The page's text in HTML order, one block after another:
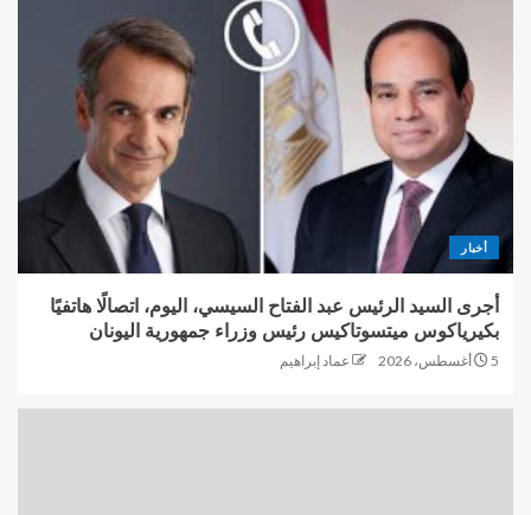
أخبار
أجرى السيد الرئيس عبد الفتاح السيسي، اليوم، اتصالًا هاتفيًا
بكيرياكوس ميتسوتاكيس رئيس وزراء جمهورية اليونان
5 أغسطس، 2026 عماد إبراهيم